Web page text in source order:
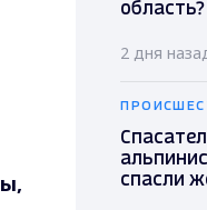
область?
2 дня
спасли